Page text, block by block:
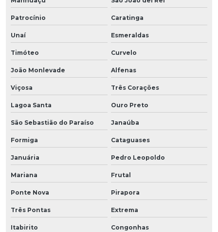
Patrocínio Caratinga
Unaí Esmeraldas
Timóteo Curvelo
João Monlevade Alfenas
Viçosa Três Corações
Lagoa Santa Ouro Preto
São Sebastião do Paraíso Janaúba
Formiga Cataguases
Januária Pedro Leopoldo
Mariana Frutal
Ponte Nova Pirapora
Três Pontas Extrema
Itabirito Congonhas